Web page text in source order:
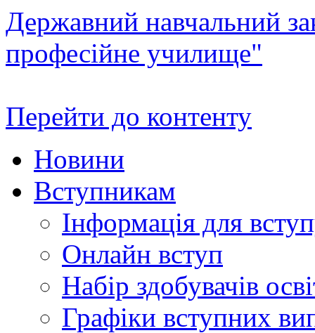
Державний навчальний
професійне училище"
Перейти до контенту
Новини
Вступникам
Інформація для
Онлайн вступ
Набір здобувачів
Графіки вступних